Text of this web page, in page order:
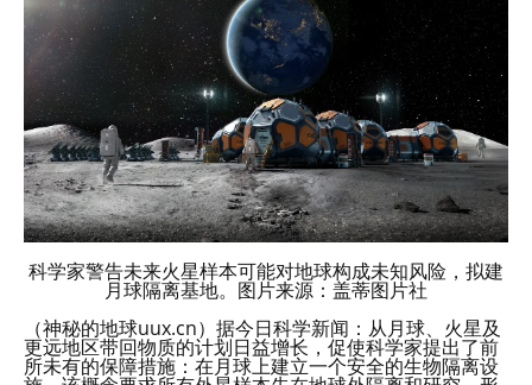
科学家警告未来火星样本可能对地球构成未知风险，拟建
月球隔离基地。图片来源：盖蒂图片社
（神秘的地球uux.cn）据今日科学新闻：从月球、火星及
更远地区带回物质的计划日益增长，促使科学家提出了前
所未有的保障措施：在月球上建立一个安全的生物隔离设